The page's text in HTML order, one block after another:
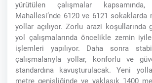
yürütülen çalışmalar
Mahallesi’nde 6120 ve 6121 sokaklarda
yollar açılıyor. Zorlu arazi koşullarında
yol çalışmalarında öncelikle zemin
işlemleri yapılıyor. Daha sonra
çalışmalarıyla yollar, konforlu ve
standardına kavuşturulacak. Yeni
metre genişliğinde ve yaklaşık 1400